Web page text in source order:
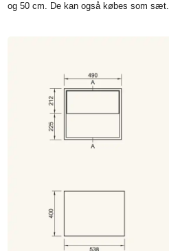
og 50 cm. De kan også købes som sæt.